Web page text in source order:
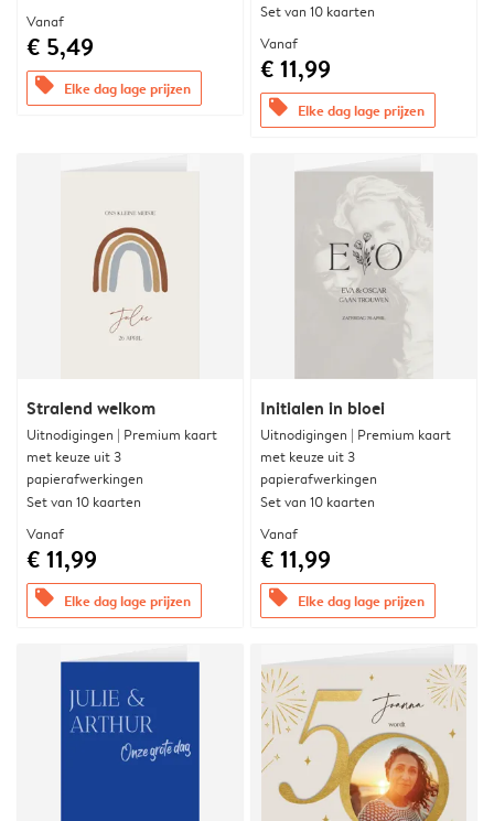
Vanaf
€ 5,49
offers Elke dag lage prijzen
Set van 10 kaarten
Vanaf
€ 11,99
offers Elke dag lage prijzen
Stralend welkom
Uitnodigingen | Premium kaart
met keuze uit 3
papierafwerkingen
Set van 10 kaarten
Vanaf
€ 11,99
offers Elke dag lage prijzen
Initialen in bloei
Uitnodigingen | Premium kaart
met keuze uit 3
papierafwerkingen
Set van 10 kaarten
Vanaf
€ 11,99
offers Elke dag lage prijzen